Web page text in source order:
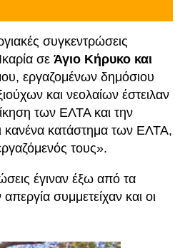
συγκεντρώσεις
σεΆγιο Κήρυκο και
εργαζομένων δημόσιου
και νεολαίων έστειλαν
των ΕΛΤΑ και την
κανένα κατάστημα των ΕΛΤΑ,
τους».
έγιναν έξω από τα
συμμετείχαν και οι